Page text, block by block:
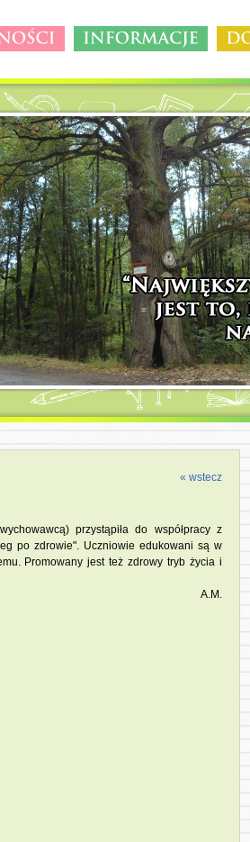
« wstecz
przystąpiła do współpracy z
po zdrowie". Uczniowie edukowani są w
Promowany jest też zdrowy tryb życia i
A.M.